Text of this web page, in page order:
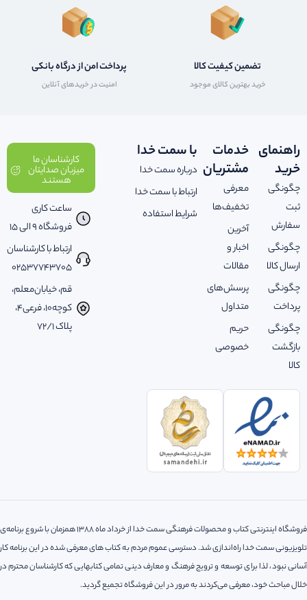
تضمین کیفیت کالا
خرید بهترین کالای موجود
پرداخت امن از درگاه بانکی
امنیت در خریدهای آنلاین
راهنمای
خرید
چگونگی
ثبت
سفارش
چگونگی
ارسال کالا
چگونگی
پرداخت
چگونگی
بازگشت
کالا
خدمات
مشتریان
معرفی
تخفیف‌ها
آخرین
اخبار و
مقالات
پرسش‌های
متداول
حریم
خصوصی
با سمت خدا
درباره سمت خدا
ارتباط با سمت خدا
شرایط استفاده
کارشناسان ما
میزبان صدایتان
هستند
ساعت کاری
فروشگاه 9 الی 15
ارتباط با کارشناسان
02537743705
قم، خیابان‌معلم،
کوچه‌10، فرعی‌4،
پلاک ‌72/1
فروشگاه اینترنتی کتاب و محصولات فرهنگی سمت خدا از خرداد ماه 1388 همزمان با شروع برنامه‌ی
تلویزیونی سمت خدا راه‌اندازی شد. دسترسی عموم مردم به کتاب های معرفی شده در این برنامه کار
آسانی نبود، لذا‌ برای توسعه و ترویج فرهنگ و معارف دینی تمامی کتابهایی که کارشناسان محترم در
خلال مباحث خود، معرفی می‌کردند به مرور در این فروشگاه تجمیع گردید.